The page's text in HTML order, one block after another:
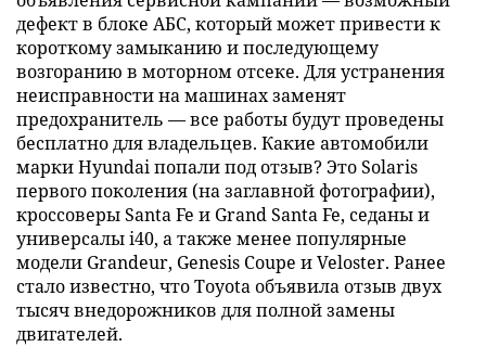
дефект в блоке АБС, который может привести к
короткому замыканию и последующему
возгоранию в моторном отсеке. Для устранения
неисправности на машинах заменят
предохранитель — все работы будут проведены
бесплатно для владельцев. Какие автомобили
марки Hyundai попали под отзыв? Это Solaris
первого поколения (на заглавной фотографии),
кроссоверы Santa Fe и Grand Santa Fe, седаны и
универсалы i40, а также менее популярные
модели Grandeur, Genesis Coupe и Veloster. Ранее
стало известно, что Toyota объявила отзыв двух
тысяч внедорожников для полной замены
двигателей.